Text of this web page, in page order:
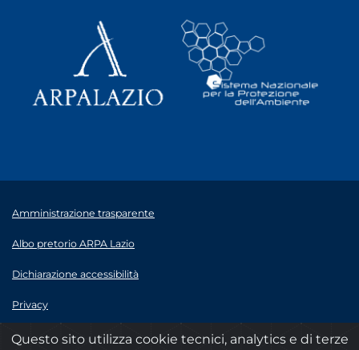
Amministrazione trasparente
Albo pretorio ARPA Lazio
Dichiarazione accessibilità
Privacy
Note legali
Questo sito utilizza cookie tecnici, analytics e di terze